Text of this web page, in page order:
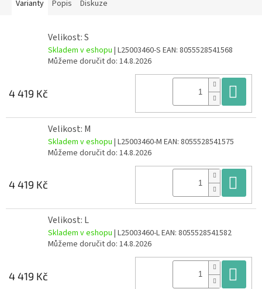
Varianty Popis Diskuze
Velikost: S
Skladem v eshopu | L25003460-S EAN: 8055528541568
Můžeme doručit do: 14.8.2026
4 419 Kč
Velikost: M
Skladem v eshopu | L25003460-M EAN: 8055528541575
Můžeme doručit do: 14.8.2026
4 419 Kč
Velikost: L
Skladem v eshopu | L25003460-LEAN: 8055528541582
Můžeme doručit do: 14.8.2026
4 419 Kč